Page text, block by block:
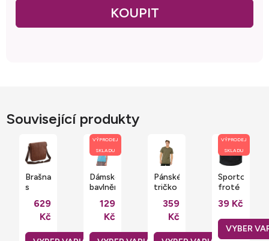
Související produkty
Brašna
s
přes
rameno
tablet
629
Kč
VÝPRODEJ
SKLADU
Dámské
bavlněné
tričko
Russell
129
Kč
Pánské
tričko
prodloužené
359
Kč
VÝPRODEJ
SKLADU
Sportovní
froté
potítko
s
plochou
na
potisk
39 Kč